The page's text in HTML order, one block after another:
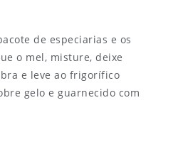
de especiarias e os
o mel, misture, deixe
e leve ao frigorífico
gelo e guarnecido com